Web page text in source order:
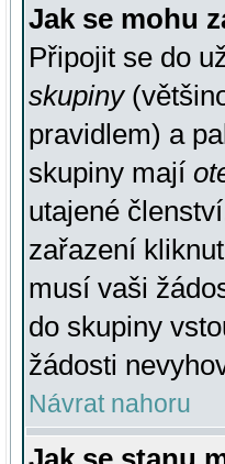
Jak se mohu
Připojit se do
skupiny
pravidlem) a
skupiny mají
utajené
zařazení
musí vaši
do skupiny
žádosti
Návrat nahoru